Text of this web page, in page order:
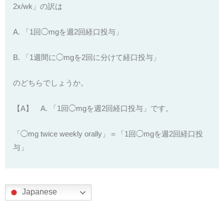
2x/wk」の訳は
A. 「1回◯mgを週2回経口投与」
B. 「1週間に◯mgを2回に分けて経口投与」
のどちらでしょうか。
【A】 A. 「1回◯mgを週2回経口投与」です。
「◯mg twice weekly orally」＝「1回◯mgを週2回経口投
与」
Japanese